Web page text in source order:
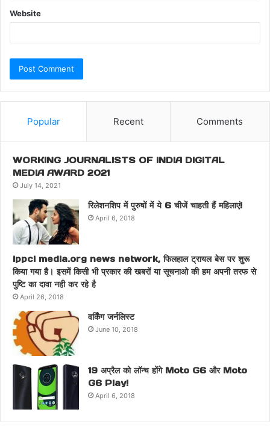
Website
Popular Recent Comments
WORKING JOURNALISTS OF INDIA DIGITAL
MEDIA AWARD 2021
July 14, 2021
रिलेशनशिप में पुरुषों में ये 6 चीजें चाहती हैं महिलाएं!
April 6, 2018
ippci media.org news network, फिलहाल ट्रायल बेस पर शुरू
किया गया है। इसमें किसी भी प्रकार की खबरों या सूचनाओ की हम अपनी तरफ से
पुष्टि का दावा नही कर रहे है
April 26, 2018
वर्किंग जर्नलिस्ट
June 10, 2018
19 अप्रैल को लॉन्च होंगे Moto G6 और Moto
G6 Play!
April 6, 2018